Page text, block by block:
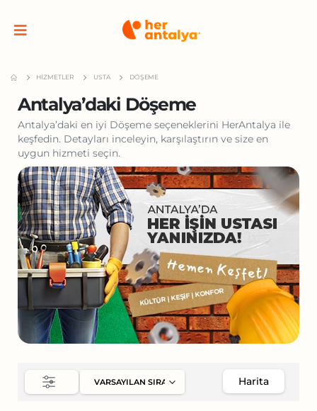
HIZMETLER USTA DÖŞEME
Antalya’daki Döşeme
Antalya’daki en iyi Döşeme seçeneklerini HerAntalya ile
keşfedin. Detayları inceleyin, karşılaştırın ve size en
uygun hizmeti seçin.
Harita